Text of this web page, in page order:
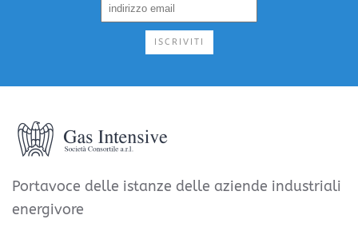
ISCRIVITI
Portavoce delle istanze delle aziende industriali
energivore